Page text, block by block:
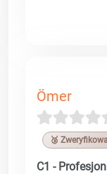
Ömer
🥉
C1 -